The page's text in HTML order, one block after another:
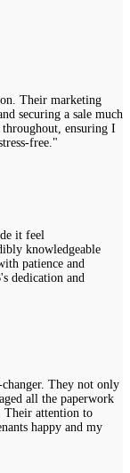
Their marketing
securing a sale much
ensuring I
free."
it feel
knowledgeable
patience and
dedication and
They not only
all the paperwork
Their attention to
happy and my